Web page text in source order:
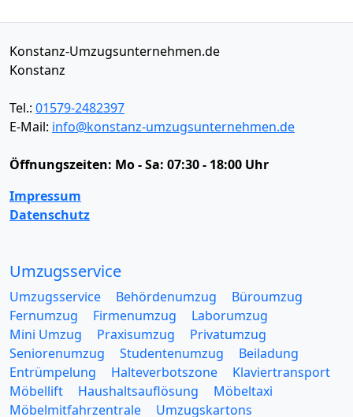
Konstanz-Umzugsunternehmen.de
Konstanz
Tel.: 01579-2482397
E-Mail: info@konstanz-umzugsunternehmen.de
Öffnungszeiten: Mo - Sa: 07:30 - 18:00 Uhr
Impressum
Datenschutz
Umzugsservice
Umzugsservice Behördenumzug
Büroumzug
Fernumzug
Firmenumzug
Laborumzug
Mini Umzug
Praxisumzug
Privatumzug
Seniorenumzug
Studentenumzug
Beiladung
Entrümpelung
Halteverbotszone
Klaviertransport
Möbellift
Haushaltsauflösung
Möbeltaxi
Möbelmitfahrzentrale
Umzugskartons